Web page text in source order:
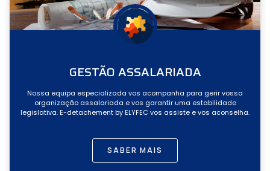
GESTÃO ASSALARIADA
Nossa equipa especializada vos acompanha para gerir vossa
organização assalariada e vos garantir uma estabilidade
legislativa. E-detachement by ELYFEC vos assiste e vos aconselha.
SABER MAIS